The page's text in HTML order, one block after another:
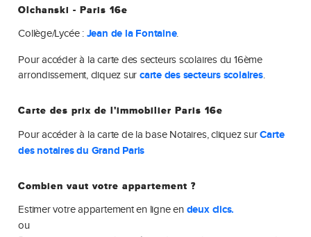
Olchanski - Paris 16e
Collège/Lycée : Jean de la Fontaine.
Pour accéder à la carte des secteurs scolaires du 16ème
arrondissement, cliquez sur carte des secteurs scolaires.
Carte des prix de l'immobilier Paris 16e
Pour accéder à la carte de la base Notaires, cliquez surCarte
des notaires du Grand Paris
Combien vaut votre appartement ?
Estimer votre appartement en ligne en deux clics.
ou